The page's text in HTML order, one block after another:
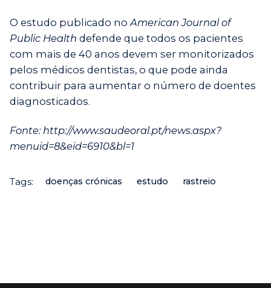
O estudo publicado no American Journal of
Public Health defende que todos os pacientes
com mais de 40 anos devem ser monitorizados
pelos médicos dentistas, o que pode ainda
contribuir para aumentar o número de doentes
diagnosticados.
Fonte: http://www.saudeoral.pt/news.aspx?
menuid=8&eid=6910&bl=1
Tags: doenças crónicas estudo rastreio